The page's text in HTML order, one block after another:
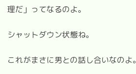
理だ」ってなるのよ。
シャットダウン状態ね。
これがまさに男との話し合いなのよ。